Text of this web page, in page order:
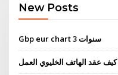
New Posts
Gbp eur chart 3 سنوات
كيف عقد الهاتف الخليوي العمل